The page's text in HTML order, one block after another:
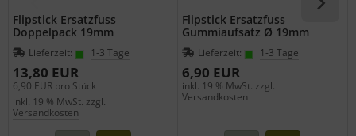
Flipstick Ersatzfuss
Doppelpack 19mm
Lieferzeit: 1-3 Tage
13,80 EUR
6,90 EUR pro Stück
inkl. 19 % MwSt. zzgl.
Versandkosten
Flipstick Ersatzfuss
Gummiaufsatz Ø 19mm
Lieferzeit: 1-3 Tage
6,90 EUR
inkl. 19 % MwSt. zzgl.
Versandkosten